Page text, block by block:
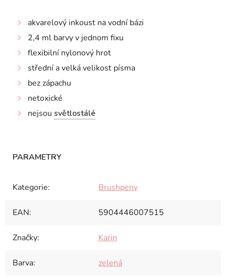
akvarelový inkoust na vodní bázi
2,4 ml barvy v jednom fixu
flexibilní nylonový hrot
střední a velká velikost písma
bez zápachu
netoxické
nejsou světlostálé
Kategorie: Brushpeny
EAN: 5904446007515
Značky: Karin
Barva: zelená